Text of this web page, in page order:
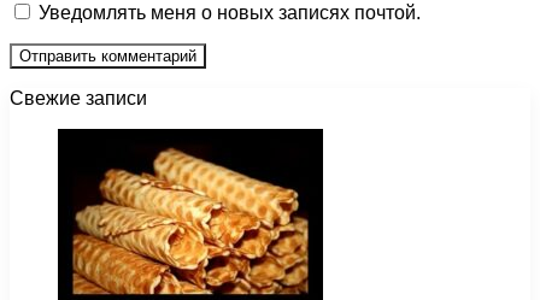
Уведомлять меня о новых записях почтой.
Свежие записи